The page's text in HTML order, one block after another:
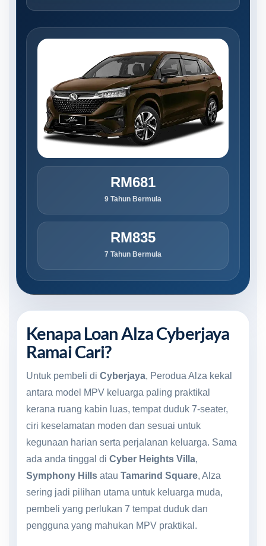
RM681
9 Tahun Bermula
RM835
7 Tahun Bermula
Kenapa Loan Alza Cyberjaya
Ramai Cari?
Untuk pembeli di Cyberjaya, Perodua Alza kekal
antara model MPV keluarga paling praktikal
kerana ruang kabin luas, tempat duduk 7-seater,
ciri keselamatan moden dan sesuai untuk
kegunaan harian serta perjalanan keluarga. Sama
ada anda tinggal di Cyber Heights Villa,
Symphony Hills atau Tamarind Square, Alza
sering jadi pilihan utama untuk keluarga muda,
pembeli yang perlukan 7 tempat duduk dan
pengguna yang mahukan MPV praktikal.